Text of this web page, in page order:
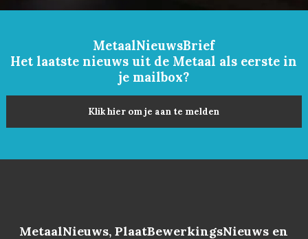
MetaalNieuwsBrief
Het laatste nieuws uit de Metaal als eerste in
je mailbox?
Klik hier om je aan te melden
MetaalNieuws, PlaatBewerkingsNieuws en